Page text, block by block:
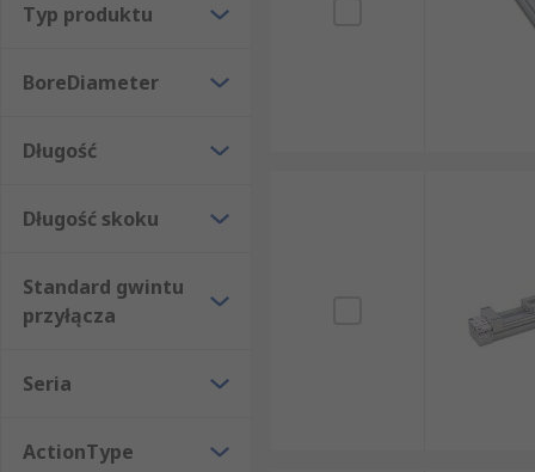
Typ produktu
BoreDiameter
Długość
Długość skoku
Standard gwintu
przyłącza
Seria
ActionType